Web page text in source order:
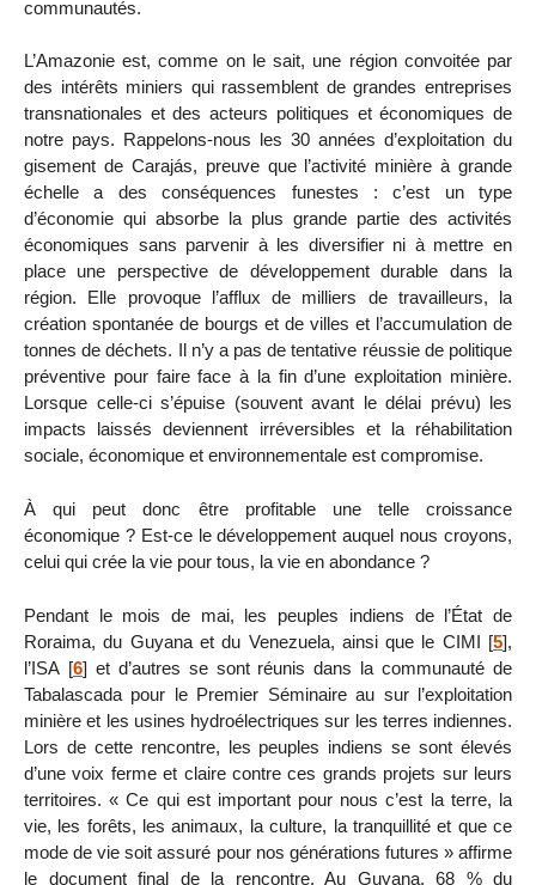
communautés.
L’Amazonie est, comme on le sait, une région convoitée par
des intérêts miniers qui rassemblent de grandes entreprises
transnationales et des acteurs politiques et économiques de
notre pays. Rappelons-nous les 30 années d’exploitation du
gisement de Carajás, preuve que l’activité minière à grande
échelle a des conséquences funestes : c’est un type
d’économie qui absorbe la plus grande partie des activités
économiques sans parvenir à les diversifier ni à mettre en
place une perspective de développement durable dans la
région. Elle provoque l’afflux de milliers de travailleurs, la
création spontanée de bourgs et de villes et l’accumulation de
tonnes de déchets. Il n’y a pas de tentative réussie de politique
préventive pour faire face à la fin d’une exploitation minière.
Lorsque celle-ci s’épuise (souvent avant le délai prévu) les
impacts laissés deviennent irréversibles et la réhabilitation
sociale, économique et environnementale est compromise.
À qui peut donc être profitable une telle croissance
économique ? Est-ce le développement auquel nous croyons,
celui qui crée la vie pour tous, la vie en abondance ?
Pendant le mois de mai, les peuples indiens de l’État de
Roraima, du Guyana et du Venezuela, ainsi que le CIMI [5],
l’ISA [6] et d’autres se sont réunis dans la communauté de
Tabalascada pour le Premier Séminaire au sur l’exploitation
minière et les usines hydroélectriques sur les terres indiennes.
Lors de cette rencontre, les peuples indiens se sont élevés
d’une voix ferme et claire contre ces grands projets sur leurs
territoires. « Ce qui est important pour nous c’est la terre, la
vie, les forêts, les animaux, la culture, la tranquillité et que ce
mode de vie soit assuré pour nos générations futures » affirme
le document final de la rencontre. Au Guyana, 68 % du